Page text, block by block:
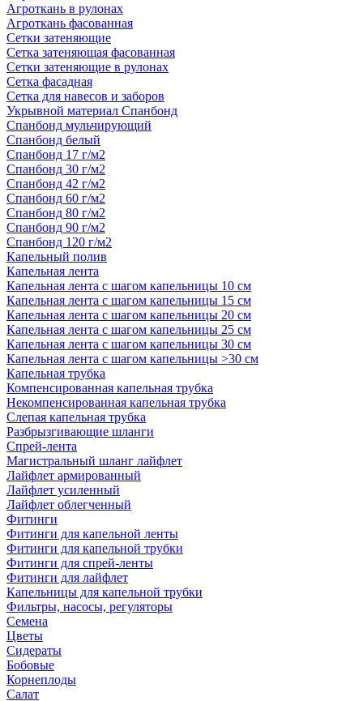
Агроткань в рулонах
Агроткань фасованная
Сетки затеняющие
Сетка затеняющая фасованная
Сетки затеняющие в рулонах
Сетка фасадная
Сетка для навесов и заборов
Укрывной материал Спанбонд
Спанбонд мульчирующий
Спанбонд белый
Спанбонд 17 г/м2
Спанбонд 30 г/м2
Спанбонд 42 г/м2
Спанбонд 60 г/м2
Спанбонд 80 г/м2
Спанбонд 90 г/м2
Спанбонд 120 г/м2
Капельный полив
Капельная лента
Капельная лента с шагом капельницы 10 см
Капельная лента с шагом капельницы 15 см
Капельная лента с шагом капельницы 20 см
Капельная лента с шагом капельницы 25 см
Капельная лента с шагом капельницы 30 см
Капельная лента с шагом капельницы >30 см
Капельная трубка
Компенсированная капельная трубка
Некомпенсированная капельная трубка
Слепая капельная трубка
Разбрызгивающие шланги
Спрей-лента
Магистральный шланг лайфлет
Лайфлет армированный
Лайфлет усиленный
Лайфлет облегченный
Фитинги
Фитинги для капельной ленты
Фитинги для капельной трубки
Фитинги для спрей-ленты
Фитинги для лайфлет
Капельницы для капельной трубки
Фильтры, насосы, регуляторы
Семена
Цветы
Сидераты
Бобовые
Корнеплоды
Салат